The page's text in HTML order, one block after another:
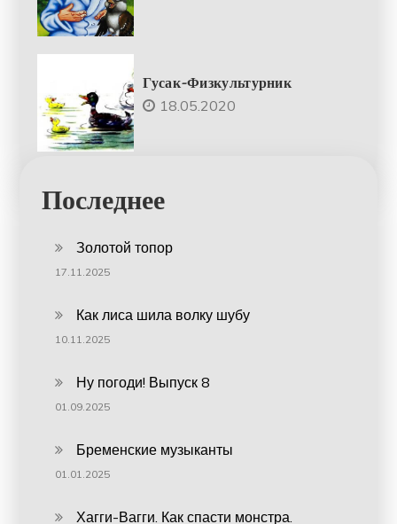
Гусак-Физкультурник
18.05.2020
Последнее
Золотой топор
17.11.2025
Как лиса шила волку шубу
10.11.2025
Ну погоди! Выпуск 8
01.09.2025
Бременские музыканты
01.01.2025
Хагги-Вагги. Как спасти монстра.